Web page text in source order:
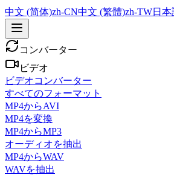
中文 (简体)zh-CN中文 (繁體)zh-TW日本
コンバーター
ビデオ
ビデオコンバーター
すべてのフォーマット
MP4からAVI
MP4を変換
MP4からMP3
オーディオを抽出
MP4からWAV
WAVを抽出